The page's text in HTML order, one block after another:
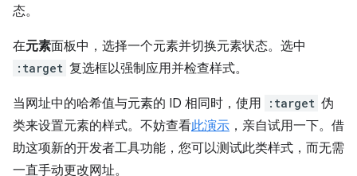
态。
在元素面板中，选择一个元素并切换元素状态。选中
:target 复选框以强制应用并检查样式。
当网址中的哈希值与元素的 ID 相同时，使用 :target 伪
类来设置元素的样式。不妨查看此演示 ，亲自试用一下。借
助这项新的开发者工具功能，您可以测试此类样式，而无需
一直手动更改网址。